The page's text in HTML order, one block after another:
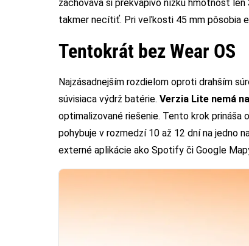
zachováva si prekvapivo nízku hmotnosť
takmer necítiť. Pri veľkosti 45 mm pôsobia
Tentokrát bez Wear OS
Najzásadnejším rozdielom oproti drahším
súvisiaca výdrž batérie. Verzia Lite nemá
optimalizované riešenie. Tento krok prináša
pohybuje v rozmedzí 10 až 12 dní na jedno
externé aplikácie ako Spotify či Google